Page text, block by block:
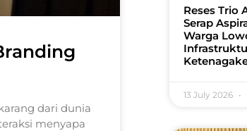
dari dunia
menyapa
Reses Trio
Serap
Warga
13 July 2026